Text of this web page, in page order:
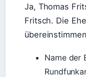
Ja, Thomas
Fritsch. Die
Name der